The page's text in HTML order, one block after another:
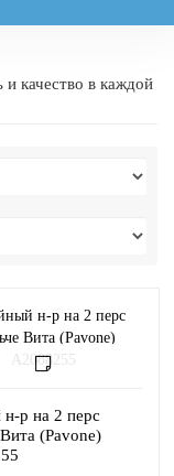
качество в каждой
р на 2 перс
(Pavone)